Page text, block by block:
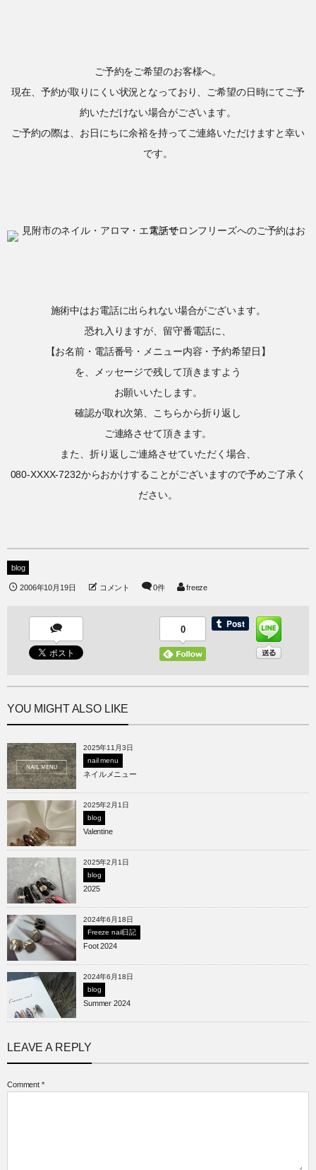
ご予約をご希望のお客様へ。
現在、予約が取りにくい状況となっており、ご希望の日時にてご予
約いただけない場合がございます。
ご予約の際は、お日にちに余裕を持ってご連絡いただけますと幸い
です。
施術中はお電話に出られない場合がございます。
恐れ入りますが、留守番電話に、
【お名前・電話番号・メニュー内容・予約希望日】
を、メッセージで残して頂きますよう
お願いいたします。
確認が取れ次第、こちらから折り返し
ご連絡させて頂きます。
また、折り返しご連絡させていただく場合、
080-XXXX-7232からおかけすることがございますので予めご了承く
ださい。
blog
2006年10月19日 コメント 0件 freeze
0
YOU MIGHT ALSO LIKE
2025年11月3日
nail menu
ネイルメニュー
2025年2月1日
blog
Valentine
2025年2月1日
blog
2025
2024年6月18日
Freeze nail日記
Foot 2024
2024年6月18日
blog
Summer 2024
LEAVE A REPLY
Comment *